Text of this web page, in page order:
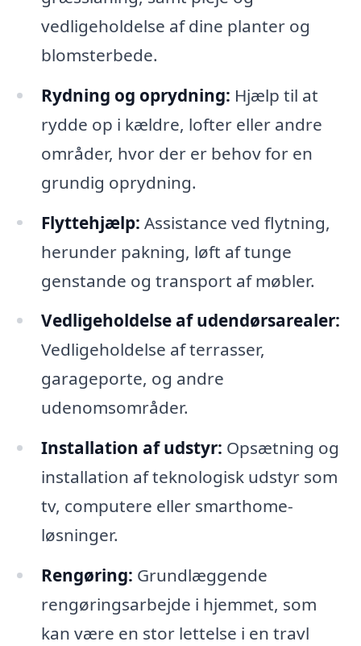
vedligeholdelse af dine planter og
blomsterbede.
Rydning og oprydning: Hjælp til at
rydde op i kældre, lofter eller andre
områder, hvor der er behov for en
grundig oprydning.
Flyttehjælp: Assistance ved flytning,
herunder pakning, løft af tunge
genstande og transport af møbler.
Vedligeholdelse af udendørsarealer:
Vedligeholdelse af terrasser,
garageporte, og andre
udenomsområder.
Installation af udstyr: Opsætning og
installation af teknologisk udstyr som
tv, computere eller smarthome-
løsninger.
Rengøring: Grundlæggende
rengøringsarbejde i hjemmet, som
kan være en stor lettelse i en travl